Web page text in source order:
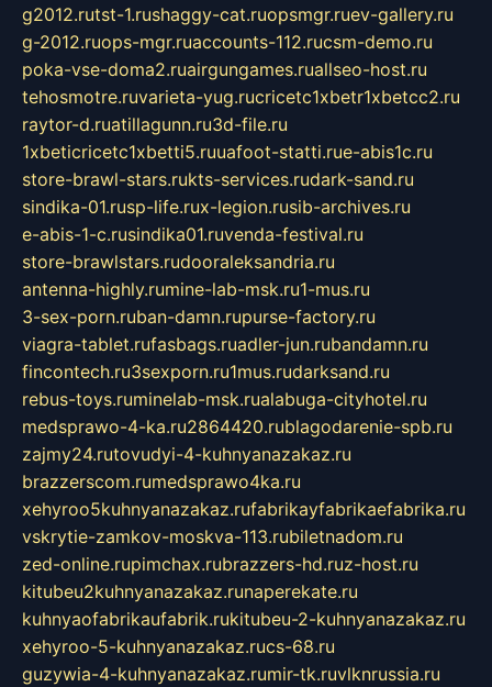
g2012.rutst-1.rushaggy-cat.ruopsmgr.ruev-gallery.ru
g-2012.ruops-mgr.ruaccounts-112.rucsm-demo.ru
poka-vse-doma2.ruairgungames.ruallseo-host.ru
tehosmotre.ruvarieta-yug.rucricetc1xbetr1xbetcc2.ru
raytor-d.ruatillagunn.ru3d-file.ru
1xbeticricetc1xbetti5.ruuafoot-statti.rue-abis1c.ru
store-brawl-stars.rukts-services.rudark-sand.ru
sindika-01.rusp-life.rux-legion.rusib-archives.ru
e-abis-1-c.rusindika01.ruvenda-festival.ru
store-brawlstars.rudooraleksandria.ru
antenna-highly.rumine-lab-msk.ru1-mus.ru
3-sex-porn.ruban-damn.rupurse-factory.ru
viagra-tablet.rufasbags.ruadler-jun.rubandamn.ru
fincontech.ru3sexporn.ru1mus.rudarksand.ru
rebus-toys.ruminelab-msk.rualabuga-cityhotel.ru
medsprawo-4-ka.ru2864420.rublagodarenie-spb.ru
zajmy24.rutovudyi-4-kuhnyanazakaz.ru
brazzerscom.rumedsprawo4ka.ru
xehyroo5kuhnyanazakaz.rufabrikayfabrikaefabrika.ru
vskrytie-zamkov-moskva-113.rubiletnadom.ru
zed-online.rupimchax.rubrazzers-hd.ruz-host.ru
kitubeu2kuhnyanazakaz.runaperekate.ru
kuhnyaofabrikaufabrik.rukitubeu-2-kuhnyanazakaz.ru
xehyroo-5-kuhnyanazakaz.rucs-68.ru
guzywia-4-kuhnyanazakaz.rumir-tk.ruvlknrussia.ru